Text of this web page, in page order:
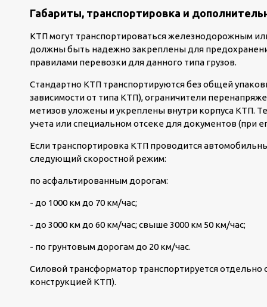
Габариты, транспортировка и
КТП могут транспортироваться железнодорожным
должны быть надежно закреплены для
правилами перевозки для данного типа грузов.
Стандартно КТП транспортируются без общей
зависимости от типа КТП), ограничители
метизов уложены и укреплены внутри корпуса КТП.
учета или специальном отсеке для документов (при
Если транспортировка КТП проводится
следующий скоростной режим:
по асфальтированным дорогам:
- до 1000 км до 70 км/час;
- до 3000 км до 60 км/час; свыше 3000 км 50 км/час;
- по грунтовым дорогам до 20 км/час.
Силовой трансформатор транспортируется
конструкцией КТП).